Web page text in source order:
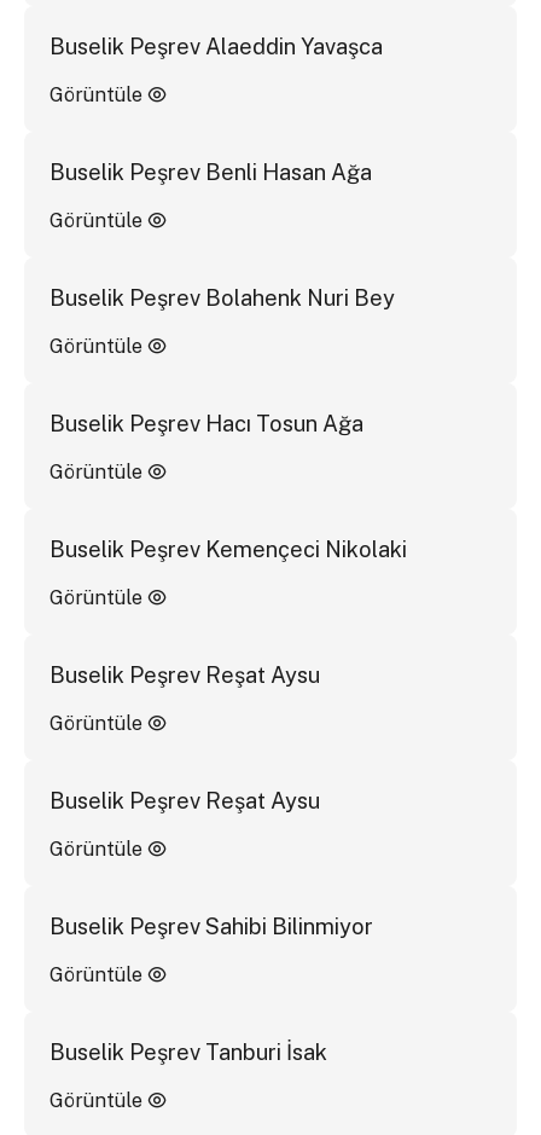
Buselik Peşrev Alaeddin Yavaşca
Görüntüle
Buselik Peşrev Benli Hasan Ağa
Görüntüle
Buselik Peşrev Bolahenk Nuri Bey
Görüntüle
Buselik Peşrev Hacı Tosun Ağa
Görüntüle
Buselik Peşrev Kemençeci Nikolaki
Görüntüle
Buselik Peşrev Reşat Aysu
Görüntüle
Buselik Peşrev Reşat Aysu
Görüntüle
Buselik Peşrev Sahibi Bilinmiyor
Görüntüle
Buselik Peşrev Tanburi İsak
Görüntüle